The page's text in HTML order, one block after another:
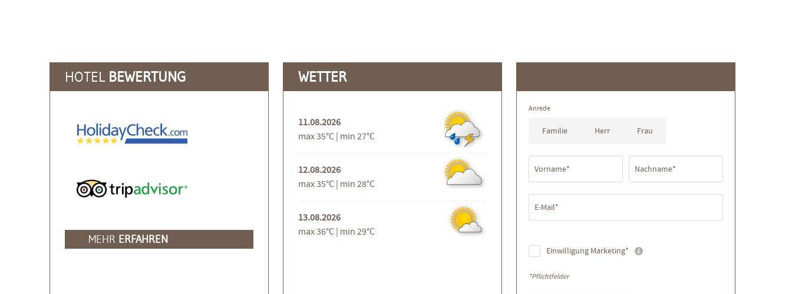
HOTEL BEWERTUNG
MEHR ERFAHREN
WETTER
11.08.2026
max 35°C | min 27°C
12.08.2026
max 35°C | min 28°C
13.08.2026
max 36°C | min 29°C
Anrede
Familie Herr Frau
Vorname* Nachname*
E-Mail*
Einwilligung Marketing*
*Pflichtfelder